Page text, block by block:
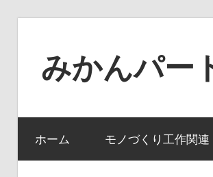
みかんパー
ー
ジ
ャ
ホーム モノづくり工作関連